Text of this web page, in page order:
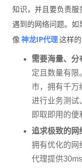
知识，并且要负责服
遇到的网络问题。如
像 神龙IP代理这样
需要海量、分
定且数量有限
市，拥有千万
进行业务测试
即取即用的便
追求极致的网
拥有优化的网
代理提供